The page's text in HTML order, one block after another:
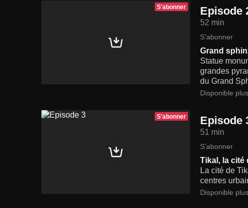
S'abonner Episode
52 min
S'abonner
Grand
Statue
grandes
du Grand
Disponible
S'abonner Episode
51 min
S'abonner
Tikal, la cité
La cité de
centres
Disponible